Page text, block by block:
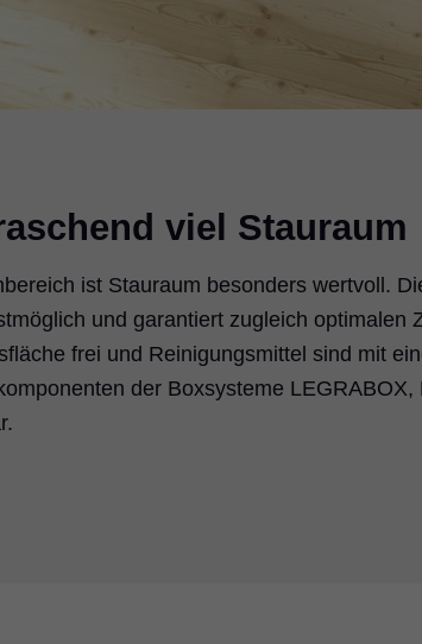
viel Stauraum
ist Stauraum besonders wertvoll.
und garantiert zugleich optimalen
frei und Reinigungsmittel sind mit
der Boxsysteme